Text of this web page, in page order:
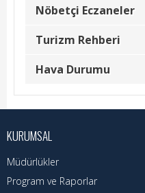
Vefat Edenler
Telefon Rehberi
İlçemiz
Nöbetçi Eczaneler
Turizm Rehberi
Hava Durumu
KURUMSAL
Müdürlükler
Program ve Raporlar